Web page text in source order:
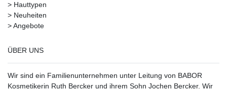
> Hauttypen
> Neuheiten
>Angebote
ÜBER UNS
Wir sind ein Familienunternehmen unter Leitung von BABOR
Kosmetikerin Ruth Bercker und ihrem Sohn Jochen Bercker. Wir